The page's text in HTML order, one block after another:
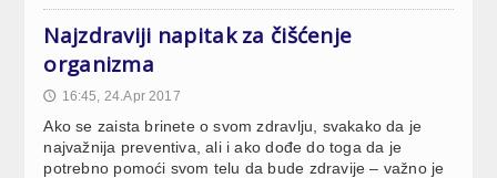
Najzdraviji napitak za čišćenje
organizma
🕔 16:45, 24.Apr 2017
Ako se zaista brinete o svom zdravlju, svakako da je
najvažnija preventiva, ali i ako dođe do toga da je
potrebno pomoći svom telu da bude zdravije – važno je